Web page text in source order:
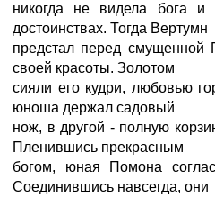
никогда не видела бога
достоинствах. Тогда Вертумн
предстал перед смущенной
своей красоты. Золотом
сияли его кудри, любовью
юноша держал садовый
нож, в другой - полную
Пленившись прекрасным
богом, юная Помона
Соединившись навсегда, они